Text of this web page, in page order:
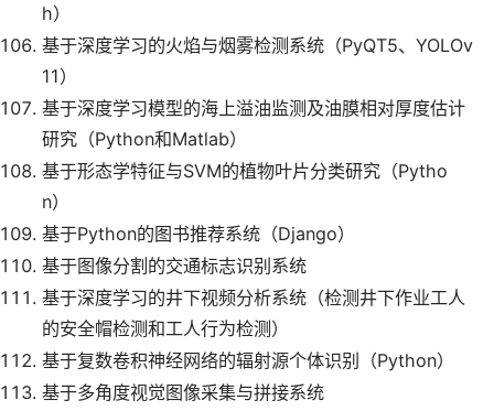
h）
基于深度学习的火焰与烟雾检测系统（PyQT5、YOLOv
11）
基于深度学习模型的海上溢油监测及油膜相对厚度估计
研究（Python和Matlab）
基于形态学特征与SVM的植物叶片分类研究（Pytho
n）
基于Python的图书推荐系统（Django）
基于图像分割的交通标志识别系统
基于深度学习的井下视频分析系统（检测井下作业工人
的安全帽检测和工人行为检测）
基于复数卷积神经网络的辐射源个体识别（Python）
基于多角度视觉图像采集与拼接系统